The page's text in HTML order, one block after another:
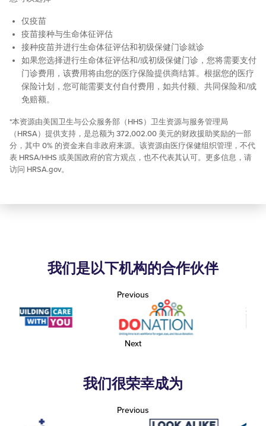
仅疫苗
疫苗接种与生命体征评估
接种疫苗并进行生命体征评估和初级保健门诊就诊
如果您选择进行生命体征评估和/或初级保健门诊，您将需要支付
门诊费用，该费用将由您的医疗保险提供商结算。根据您的医疗
保险计划，您可能需要支付自付费用，如共付额、共同保险和/或
免赔额。
*本资源由美国卫生与公众服务部（HHS）卫生资源与服务管理局
（HRSA）提供支持，是总额为 372,002.00 美元的财政援助奖励的一部
分，其中 0% 的资金来自非政府来源。该资源由医疗保健组织管理，不代
表 HRSA/HHS 或美国政府的官方观点，也不代表其认可。更多信息，请
访问 HRSA.gov。
我们是以下机构的合作伙伴
Previous
Next
我们很荣幸成为
Previous